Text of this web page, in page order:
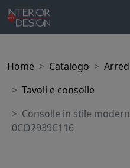
Home Catalogo
Tavoli e consolle
Consolle in stile
0CO2939C116